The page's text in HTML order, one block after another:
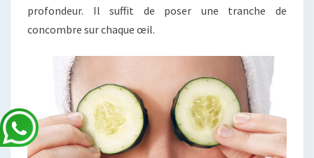
profondeur. Il suffit de poser une tranche de
concombre sur chaque œil.